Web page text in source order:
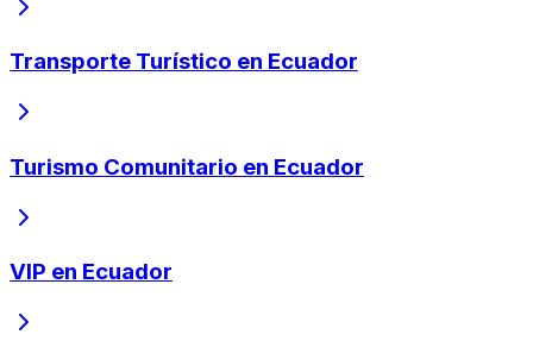
Transporte Turístico en Ecuador
Turismo Comunitario en Ecuador
VIP en Ecuador